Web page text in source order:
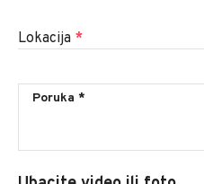
Lokacija *